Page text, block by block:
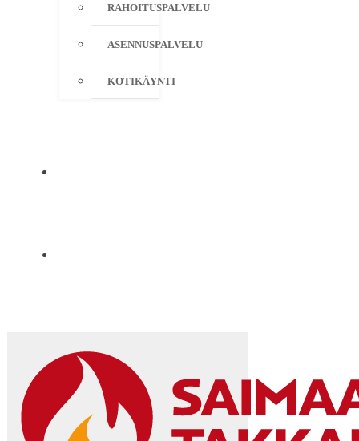
RAHOITUSPALVELU
ASENNUSPALVELU
KOTIKÄYNTI